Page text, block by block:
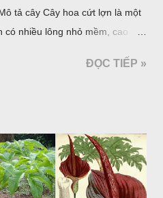
tả cây Cây hoa cứt lợn là một
có nhiều lông nhỏ mềm, cao
2-6cm, rộng 1-3cm, mép có
ĐỌC TIẾP »